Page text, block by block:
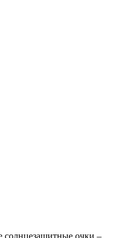
солнцезащитные очки –